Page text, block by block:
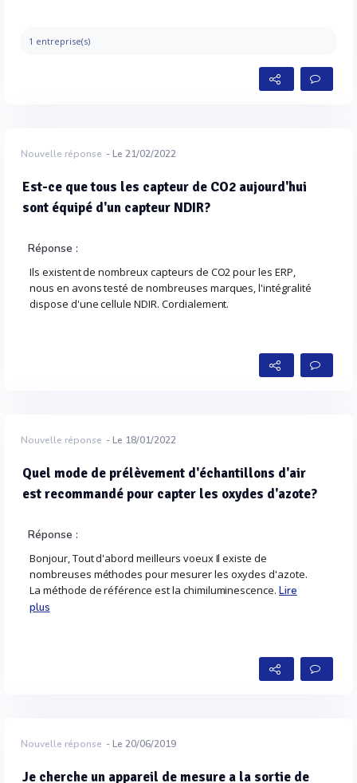
1 entreprise(s)
Nouvelle réponse - Le 21/02/2022
Est-ce que tous les capteur de CO2 aujourd'hui
sont équipé d'un capteur NDIR?
Réponse :
Ils existent de nombreux capteurs de CO2 pour les ERP,
nous en avons testé de nombreuses marques, l'intégralité
dispose d'une cellule NDIR. Cordialement.
Nouvelle réponse - Le 18/01/2022
Quel mode de prélèvement d'échantillons d'air
est recommandé pour capter les oxydes d'azote?
Réponse :
Bonjour, Tout d'abord meilleurs voeux Il existe de
nombreuses méthodes pour mesurer les oxydes d'azote.
La méthode de référence est la chimiluminescence.Lire
plus
Nouvelle réponse - Le 20/06/2019
Je cherche un appareil de mesure a la sortie de